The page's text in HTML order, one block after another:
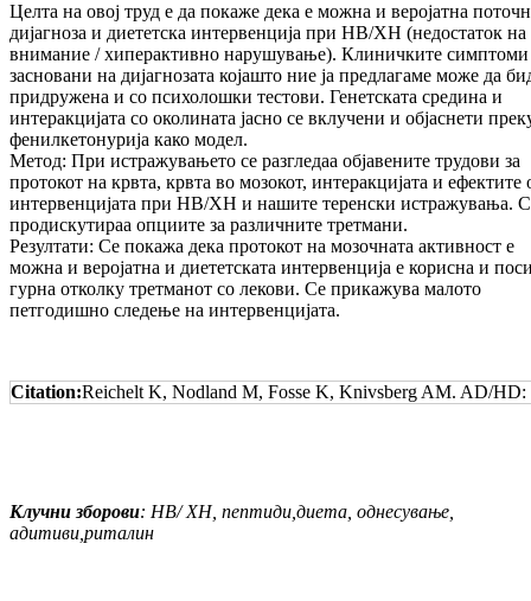
Целта на овој труд е да покаже дека е можна и веројатна
дијагноза и диететска интервенција при НВ/ХН (недостаток на
вни­мание / хиперактивно нарушување). Кли­нич­ките симптоми
засновани на дијагнозата којашто ние ја предлагаме може да
при­дружена и со психолошки тестови. Ге­нет­ската средина и
интеракцијата со око­ли­на­та јасно се вклучени и објаснети
фенилкетонурија како модел.
Метод: При истражувањето се разгледаа обја­вените трудови за
протокот на крвта, крвта во мозокот, интеракцијата и ефектите
интервенцијата при НВ/ХН и нашите терен­ски истражувања.
продискутираа опции­те за различните третмани.
Резултати: Се покажа дека протокот на мо­зочната активност е
можна и веројатна и дие­тет­ската интервенција е корисна и
гур­на отколку третманот со лекови. Се при­кажува малото
петгодишно следење на интер­венцијата.
Citation:Reichelt K, Nodland M, Fosse K, Knivsberg AM. AD/HD:
Клучни зборови: НВ/ХН, пептиди диета однесување
адитиви риталин